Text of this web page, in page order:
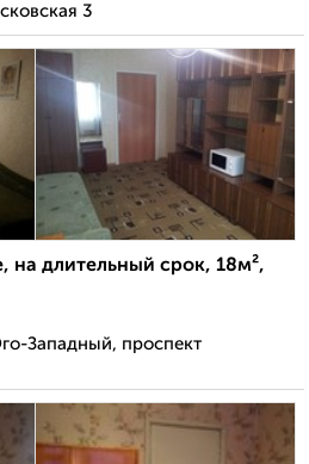
3
на длительный срок, 18м²,
Западный, проспект